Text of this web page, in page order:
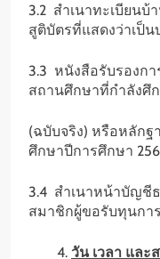
3.2 สำเนาทะเบียน
สูติบัตรที่แสดงว่าเป็
3.3 หนังสือรับรองก
สถานศึกษาที่กำลังศึ
(ฉบับจริง) หรือหลักฐ
ศึกษาปีการศึกษา
3.4 สำเนาหน้าบัญชี
สมาชิกผู้ขอรับทุนกา
วัน เวลา แล